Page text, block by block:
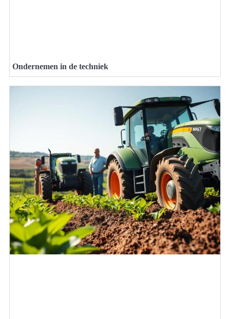
Ondernemen in de techniek